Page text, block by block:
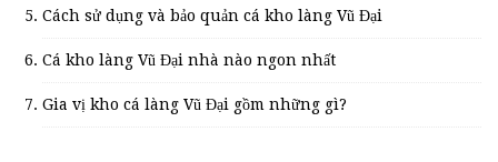
Cách sử dụng và bảo quản cá kho làng Vũ Đại
Cá kho làng Vũ Đại nhà nào ngon nhất
Gia vị kho cá làng Vũ Đại gồm những gì?